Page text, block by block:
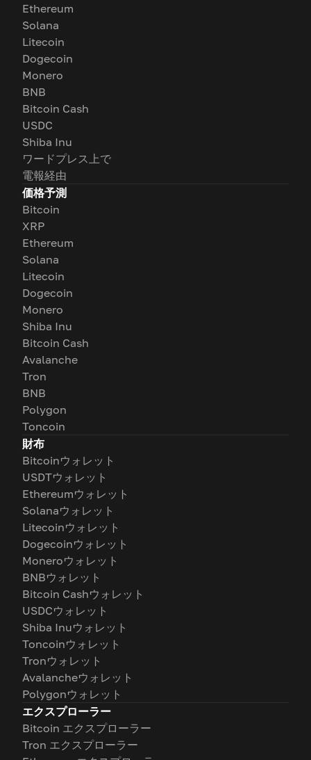
Ethereum
Solana
Litecoin
Dogecoin
Monero
BNB
Bitcoin Cash
USDC
Shiba Inu
ワードプレス上で
電報経由
価格予測
Bitcoin
XRP
Ethereum
Solana
Litecoin
Dogecoin
Monero
Shiba Inu
Bitcoin Cash
Avalanche
Tron
BNB
Polygon
Toncoin
財布
Bitcoinウォレット
USDTウォレット
Ethereumウォレット
Solanaウォレット
Litecoinウォレット
Dogecoinウォレット
Moneroウォレット
BNBウォレット
Bitcoin Cashウォレット
USDCウォレット
Shiba Inuウォレット
Toncoinウォレット
Tronウォレット
Avalancheウォレット
Polygonウォレット
エクスプローラー
Bitcoin エクスプローラー
Tron エクスプローラー